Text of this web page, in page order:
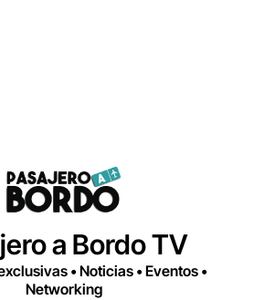
a Bordo TV
• Noticias • Eventos •
Networking